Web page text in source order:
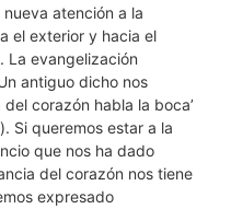
atención a la
el exterior y hacia el
La evangelización
antiguo dicho nos
corazón habla la boca’
Si queremos estar a la
que nos ha dado
del corazón nos tiene
expresado